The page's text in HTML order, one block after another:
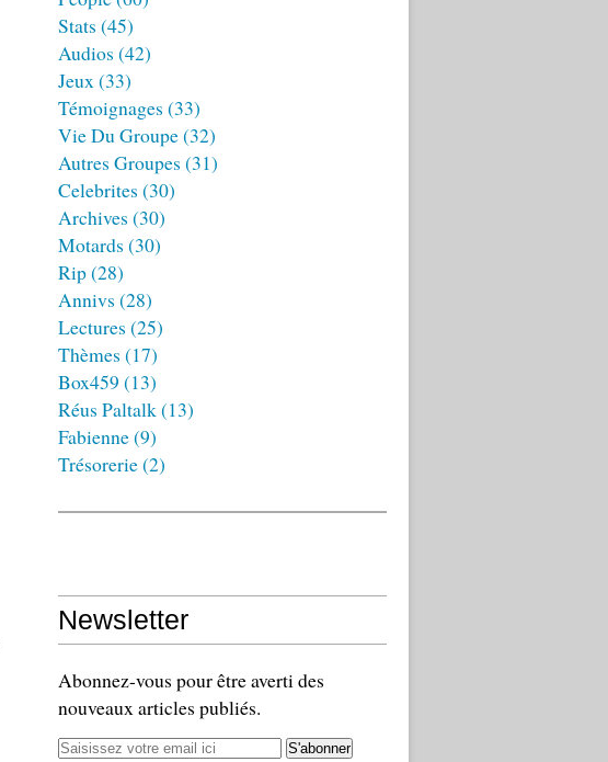
Stats (45)
Audios (42)
Jeux(33)
Témoignages (33)
Vie Du Groupe(32)
Autres Groupes (31)
Celebrites (30)
Archives (30)
Motards (30)
Rip(28)
Annivs (28)
Lectures (25)
Thèmes (17)
Box459 (13)
Réus Paltalk(13)
Fabienne(9)
Trésorerie(2)
Newsletter
Abonnez-vous pour être averti des
nouveaux articles publiés.